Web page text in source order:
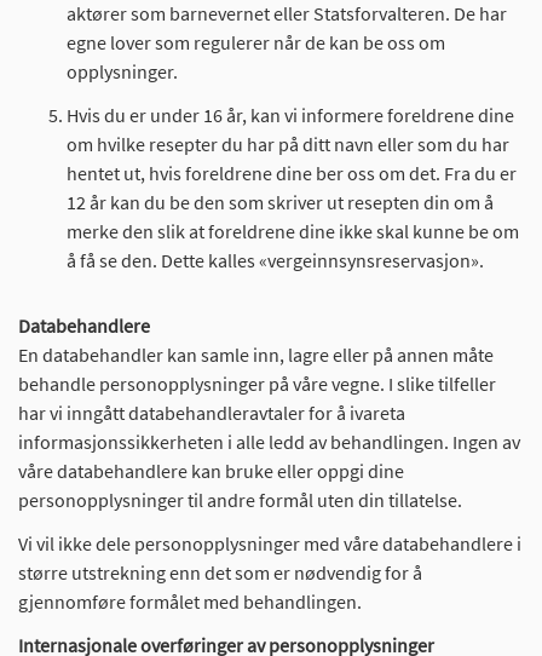
aktører som barnevernet eller Statsforvalteren. De har
egne lover som regulerer når de kan be oss om
opplysninger.
Hvis du er under 16 år, kan vi informere foreldrene dine
om hvilke resepter du har på ditt navn eller som du har
hentet ut, hvis foreldrene dine ber oss om det. Fra du er
12 år kan du be den som skriver ut resepten din om å
merke den slik at foreldrene dine ikke skal kunne be om
å få se den. Dette kalles «vergeinnsynsreservasjon».
Databehandlere
En databehandler kan samle inn, lagre eller på annen måte
behandle personopplysninger på våre vegne. I slike tilfeller
har vi inngått databehandleravtaler for å ivareta
informasjonssikkerheten i alle ledd av behandlingen. Ingen av
våre databehandlere kan bruke eller oppgi dine
personopplysninger til andre formål uten din tillatelse.
Vi vil ikke dele personopplysninger med våre databehandlere i
større utstrekning enn det som er nødvendig for å
gjennomføre formålet med behandlingen.
Internasjonale overføringer av personopplysninger